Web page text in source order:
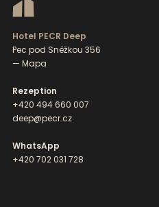
Hotel PECR Deep
Pec pod Sněžkou 356
— Mapa
Rezeption
+420 494 660 007
deep@pecr.cz
WhatsApp
+420 702 031 728